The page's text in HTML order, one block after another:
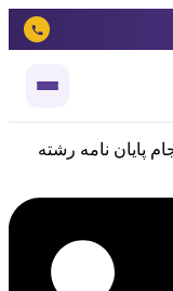
پایان نامه رشته